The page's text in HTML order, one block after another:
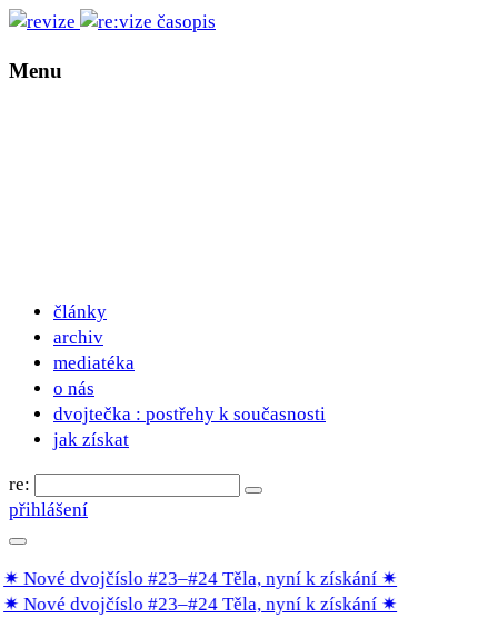
Menu
články
archiv
mediatéka
o nás
dvojtečka : postřehy k současnosti
jak získat
re:
přihlášení
✷ Nové dvojčíslo #23–#24 Těla, nyní k získání ✷
✷ Nové dvojčíslo #23–#24 Těla, nyní k získání ✷